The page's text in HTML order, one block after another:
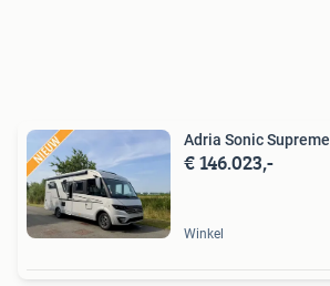
Adria Sonic
€ 146.023,-
Winkel